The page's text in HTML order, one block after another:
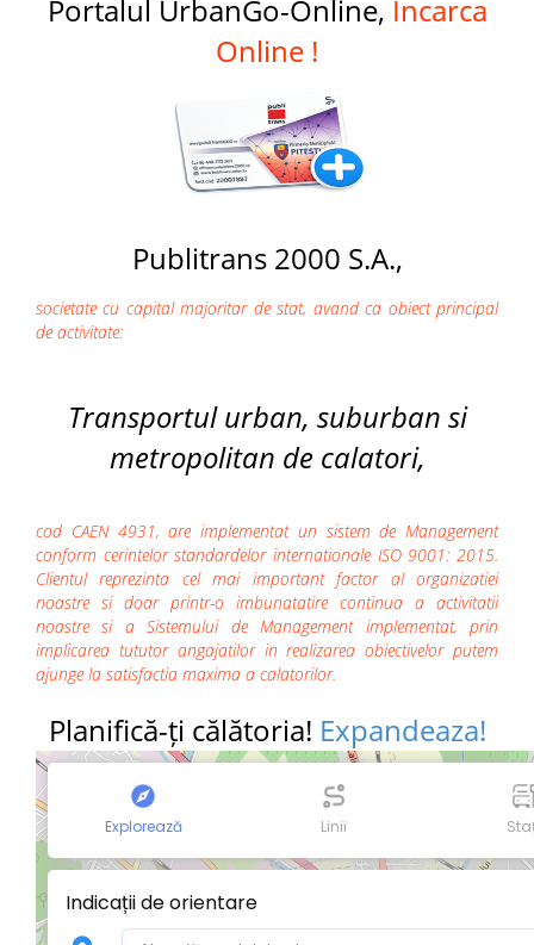
Portalul UrbanGo-Online, Incarca
Online !
Publitrans 2000 S.A.,
societate cu capital majoritar de stat, avand ca obiect principal
de activitate:
Transportul urban, suburban si
metropolitan de calatori,
cod CAEN 4931, are implementat un sistem de Management
conform cerintelor standardelor internationale ISO 9001: 2015.
Clientul reprezinta cel mai important factor al organizatiei
noastre si doar printr-o imbunatatire continua a activitatii
noastre si a Sistemului de Management implementat, prin
implicarea tututor angajatilor in realizarea obiectivelor putem
ajunge la satisfactia maxima a calatorilor.
Planifică-ți călătoria! Expandeaza!